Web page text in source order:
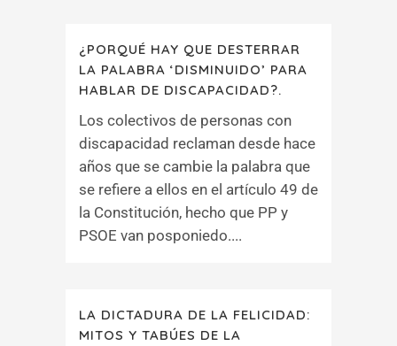
¿PORQUÉ HAY QUE DESTERRAR
LA PALABRA ‘DISMINUIDO’ PARA
HABLAR DE DISCAPACIDAD?.
Los colectivos de personas con
discapacidad reclaman desde hace
años que se cambie la palabra que
se refiere a ellos en el artículo 49 de
la Constitución, hecho que PP y
PSOE van posponiedo....
LA DICTADURA DE LA FELICIDAD:
MITOS Y TABÚES DE LA